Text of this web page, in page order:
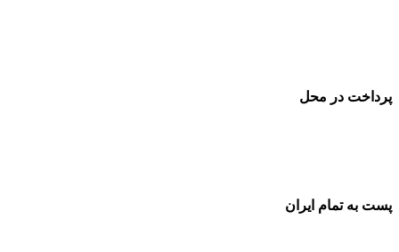
پرداخت در محل
پست به تمام ایران